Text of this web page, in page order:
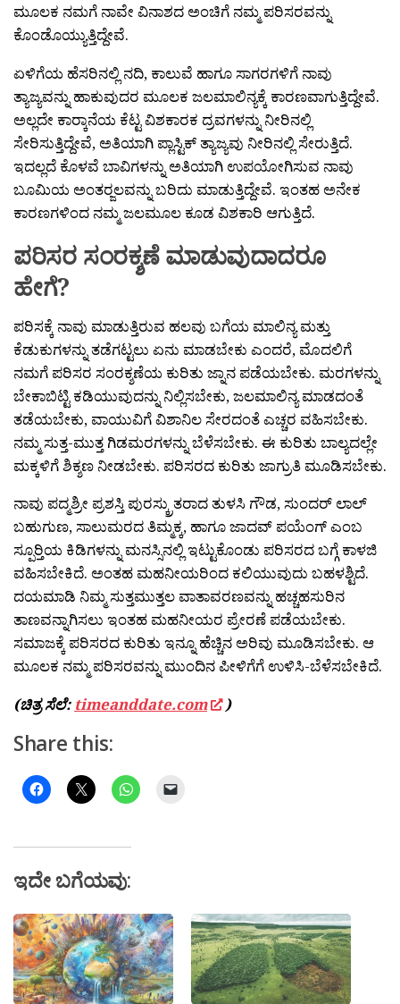
ಮೂಲಕ ನಮಗೆ ನಾವೇ ವಿನಾಶದ ಅಂಚಿಗೆ ನಮ್ಮ ಪರಿಸರವನ್ನು
ಕೊಂಡೊಯ್ಯುತ್ತಿದ್ದೇವೆ.
ಏಳಿಗೆಯ ಹೆಸರಿನಲ್ಲಿ ನದಿ, ಕಾಲುವೆ ಹಾಗೂ ಸಾಗರಗಳಿಗೆ ನಾವು
ತ್ಯಾಜ್ಯವನ್ನು ಹಾಕುವುದರ ಮೂಲಕ ಜಲಮಾಲಿನ್ಯಕ್ಕೆ ಕಾರಣವಾಗುತ್ತಿದ್ದೇವೆ.
ಅಲ್ಲದೇ ಕಾರ‍್ಕಾನೆಯ ಕೆಟ್ಟ ವಿಶಕಾರಕ ದ್ರವಗಳನ್ನು ನೀರಿನಲ್ಲಿ
ಸೇರಿಸುತ್ತಿದ್ದೇವೆ, ಅತಿಯಾಗಿ ಪ್ಲಾಸ್ಟಿಕ್ ತ್ಯಾಜ್ಯವು ನೀರಿನಲ್ಲಿ ಸೇರುತ್ತಿದೆ.
ಇದಲ್ಲದೆ ಕೊಳವೆ ಬಾವಿಗಳನ್ನು ಅತಿಯಾಗಿ ಉಪಯೋಗಿಸುವ ನಾವು
ಬೂಮಿಯ ಅಂತರ‍್ಜಲವನ್ನು ಬರಿದು ಮಾಡುತ್ತಿದ್ದೇವೆ. ಇಂತಹ ಅನೇಕ
ಕಾರಣಗಳಿಂದ ನಮ್ಮ ಜಲಮೂಲ ಕೂಡ ವಿಶಕಾರಿ ಆಗುತ್ತಿದೆ.
ಪರಿಸರ ಸಂರಕ್ಶಣೆ ಮಾಡುವುದಾದರೂ
ಹೇಗೆ?
ಪರಿಸಕ್ಕೆ ನಾವು ಮಾಡುತ್ತಿರುವ ಹಲವು ಬಗೆಯ ಮಾಲಿನ್ಯ ಮತ್ತು
ಕೆಡುಕುಗಳನ್ನು ತಡೆಗಟ್ಟಲು ಏನು ಮಾಡಬೇಕು ಎಂದರೆ, ಮೊದಲಿಗೆ
ನಮಗೆ ಪರಿಸರ ಸಂರಕ್ಶಣೆಯ ಕುರಿತು ಜ್ನಾನ ಪಡೆಯಬೇಕು. ಮರಗಳನ್ನು
ಬೇಕಾಬಿಟ್ಟಿ ಕಡಿಯುವುದನ್ನು ನಿಲ್ಲಿಸಬೇಕು, ಜಲಮಾಲಿನ್ಯ ಮಾಡದಂತೆ
ತಡೆಯಬೇಕು, ವಾಯುವಿಗೆ ವಿಶಾನಿಲ ಸೇರದಂತೆ ಎಚ್ಚರ ವಹಿಸಬೇಕು.
ನಮ್ಮ ಸುತ್ತ-ಮುತ್ತ ಗಿಡಮರಗಳನ್ನು ಬೆಳೆಸಬೇಕು. ಈ ಕುರಿತು ಬಾಲ್ಯದಲ್ಲೇ
ಮಕ್ಕಳಿಗೆ ಶಿಕ್ಶಣ ನೀಡಬೇಕು. ಪರಿಸರದ ಕುರಿತು ಜಾಗ್ರುತಿ ಮೂಡಿಸಬೇಕು.
ನಾವು ಪದ್ಮಶ್ರೀ ಪ್ರಶಸ್ತಿ ಪುರಸ್ಕ್ರುತರಾದ ತುಳಸಿ ಗೌಡ, ಸುಂದರ್ ಲಾಲ್
ಬಹುಗುಣ, ಸಾಲುಮರದ ತಿಮ್ಮಕ್ಕ, ಹಾಗೂ ಜಾದವ್ ಪಯೆಂಗ್ ಎಂಬ
ಸ್ಪೂರ‍್ತಿಯ ಕಿಡಿಗಳನ್ನು ಮನಸ್ಸಿನಲ್ಲಿ ಇಟ್ಟುಕೊಂಡು ಪರಿಸರದ ಬಗ್ಗೆ ಕಾಳಜಿ
ವಹಿಸಬೇಕಿದೆ. ಅಂತಹ ಮಹನೀಯರಿಂದ ಕಲಿಯುವುದು ಬಹಳಶ್ಟಿದೆ.
ದಯಮಾಡಿ ನಿಮ್ಮ ಸುತ್ತಮುತ್ತಲ ವಾತಾವರಣವನ್ನು ಹಚ್ಚಹಸುರಿನ
ತಾಣವನ್ನಾಗಿಸಲು ಇಂತಹ ಮಹನೀಯರ ಪ್ರೇರಣೆ ಪಡೆಯಬೇಕು.
ಸಮಾಜಕ್ಕೆ ಪರಿಸರದ ಕುರಿತು ಇನ್ನೂ ಹೆಚ್ಚಿನ ಅರಿವು ಮೂಡಿಸಬೇಕು. ಆ
ಮೂಲಕ ನಮ್ಮ ಪರಿಸರವನ್ನು ಮುಂದಿನ ಪೀಳಿಗೆಗೆ ಉಳಿಸಿ-ಬೆಳೆಸಬೇಕಿದೆ.
(ಚಿತ್ರ ಸೆಲೆ: timeanddate.com )
Share this:
ಇದೇ ಬಗೆಯವು: